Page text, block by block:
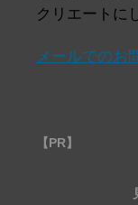
クリエート
メールでのお
【PR】